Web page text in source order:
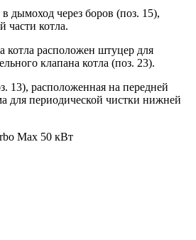
дымоход через боров (поз. 15),
части котла.
котла расположен штуцер для
клапана котла (поз. 23).
13), расположенная на передней
для периодической чистки нижней